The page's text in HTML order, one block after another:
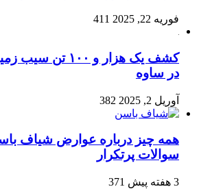
فوریه 22, 2025 411
کشف یک هزار و ۱۰۰
در ساوه
آوریل 2, 2025 382
همه چیز درباره عوارض شیاف
سوالات پرتکرار
3 هفته پیش 371